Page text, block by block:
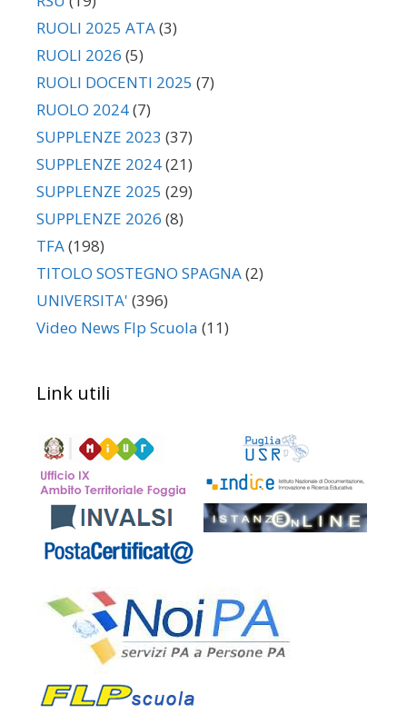
RUOLI 2025 ATA(3)
RUOLI 2026 (5)
RUOLI DOCENTI 2025 (7)
RUOLO 2024(7)
SUPPLENZE 2023 (37)
SUPPLENZE 2024(21)
SUPPLENZE 2025 (29)
SUPPLENZE 2026 (8)
TFA(198)
TITOLO SOSTEGNO SPAGNA(2)
UNIVERSITA' (396)
Video News Flp Scuola (11)
Link utili